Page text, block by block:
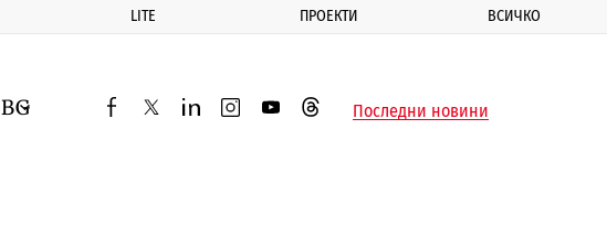
LITE ПРОЕКТИ ВСИЧКО
Смяна на език
facebooktwitterlinkedininstagram
youtubethreadsПоследни новини